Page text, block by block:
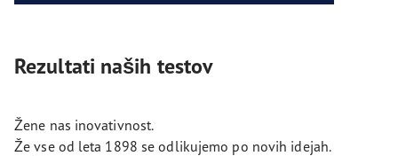
Rezultati naših testov
Žene nas inovativnost.
Že vse od leta 1898 se odlikujemo po novih idejah.